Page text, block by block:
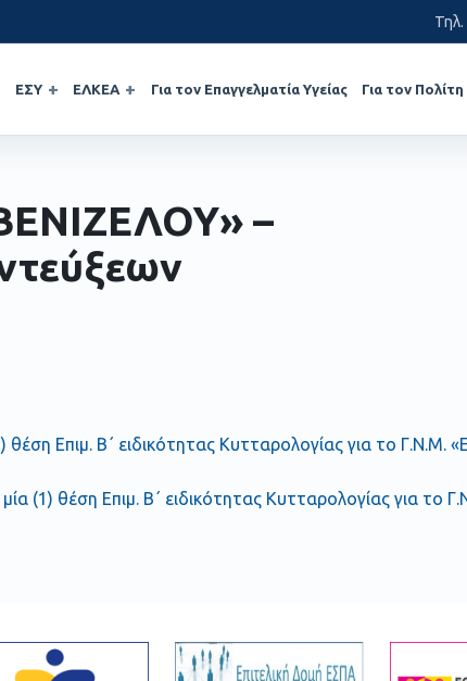
Τηλ.
ΕΣΥ ΕΛΚΕΑ Για τον Επαγγελματία Υγείας Για τον Πολίτη
–
θέση Επιμ. Β΄ ειδικότητας Κυτταρολογίας για το Γ.Ν.Μ.
(1) θέση Επιμ. Β΄ ειδικότητας Κυτταρολογίας για το